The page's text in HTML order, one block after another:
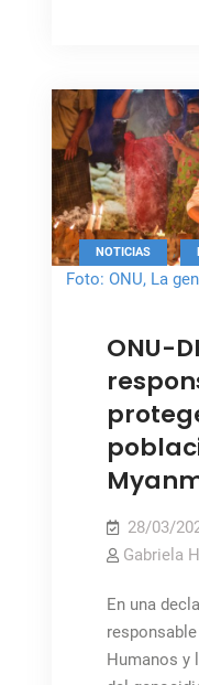
Foto: ONU, La
NOTICIAS ,
ONU-
28/03/
Gabriela
En una
Humanos y